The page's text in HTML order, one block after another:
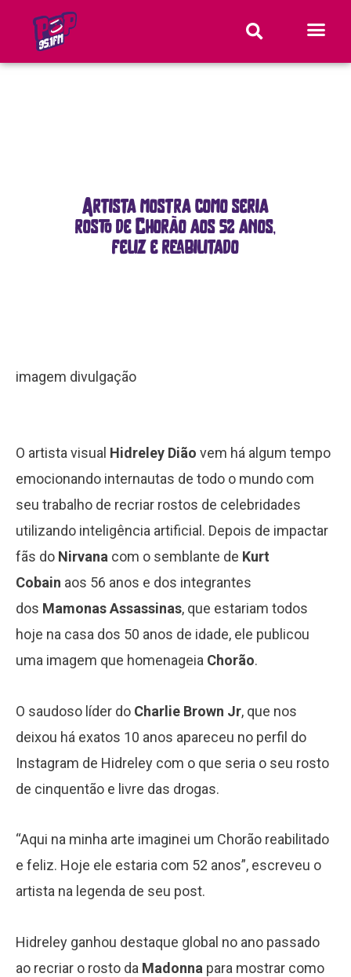
Artista mostra como seria
rosto de Chorão aos 52 anos,
feliz e reabilitado
imagem divulgação
O artista visual Hidreley Dião vem há algum tempo
emocionando internautas de todo o mundo com
seu trabalho de recriar rostos de celebridades
utilizando inteligência artificial. Depois de impactar
fãs do Nirvana com o semblante de Kurt
Cobain aos 56 anos e dos integrantes
dos Mamonas Assassinas, que estariam todos
hoje na casa dos 50 anos de idade, ele publicou
uma imagem que homenageia Chorão.
O saudoso líder do Charlie Brown Jr, que nos
deixou há exatos 10 anos apareceu no perfil do
Instagram de Hidreley com o que seria o seu rosto
de cinquentão e livre das drogas.
“Aqui na minha arte imaginei um Chorão reabilitado
e feliz. Hoje ele estaria com 52 anos”, escreveu o
artista na legenda de seu post.
Hidreley ganhou destaque global no ano passado
ao recriar o rosto da Madonna para mostrar como